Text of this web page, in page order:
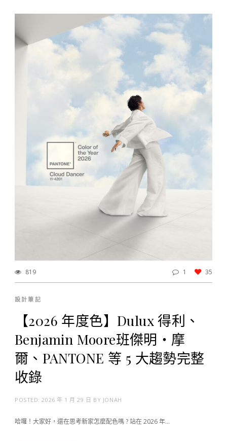
819 1 35
設計筆記
【2026 年度色】Dulux 得利、
Benjamin Moore班傑明・摩
爾、PANTONE 等 5 大趨勢完整
收錄
POSTED:2026 年 1 月 29 日 BY JONAH
哈囉！大家好，還在思考新家怎麼配色嗎 ? 站在 2026 年…